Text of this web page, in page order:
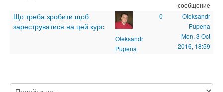
сообщение
Що треба зробити щоб
зареструватися на цей курс
Oleksandr
Pupena
0
Oleksandr
Pupena
Mon, 3 Oct
2016, 18:59
Перейти